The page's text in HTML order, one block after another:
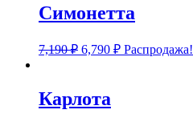
Симонетта
7,190₽ 6,790 ₽ Распродажа!
Карлота